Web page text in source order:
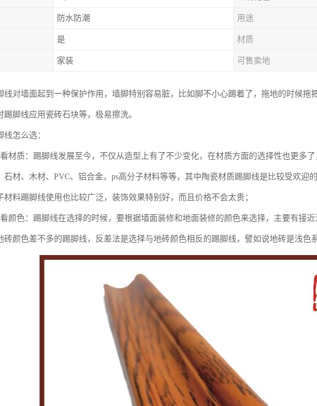
防水防潮 用途
是 材质
家装 可售卖地
线对墙面起到一种保护作用，墙脚特别容易脏，比如脚不小心踢着了，拖地的时候拖
踢脚线应用瓷砖石块等，极易擦洗。
线怎么选：
材质：踢脚线发展至今，不仅从造型上有了不少变化，在材质方面的选择性也更多
石材、木材、PVC、铝合金，ps高分子材料等等，其中陶瓷材质踢脚线是比较受欢迎
材料踢脚线使用也比较广泛，装饰效果特别好，而且价格不会太贵；
颜色：踢脚线在选择的时候，要根据墙面装修和地面装修的颜色来选择，主要有接
砖颜色差不多的踢脚线，反差法是选择与地砖颜色相反的踢脚线，譬如说地砖是浅色